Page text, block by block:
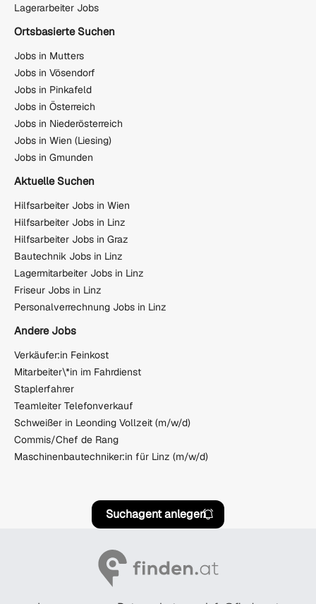
Lagerarbeiter Jobs
Ortsbasierte Suchen
Jobs in Mutters
Jobs in Vösendorf
Jobs in Pinkafeld
Jobs in Österreich
Jobs in Niederösterreich
Jobs in Wien (Liesing)
Jobs in Gmunden
Aktuelle Suchen
Hilfsarbeiter Jobs in Wien
Hilfsarbeiter Jobs in Linz
Hilfsarbeiter Jobs in Graz
Bautechnik Jobs in Linz
Lagermitarbeiter Jobs in Linz
Friseur Jobs in Linz
Personalverrechnung Jobs in Linz
Andere Jobs
Verkäufer:in Feinkost
Mitarbeiter\*in im Fahrdienst
Staplerfahrer
Teamleiter Telefonverkauf
Schweißer in Leonding Vollzeit (m/w/d)
Commis/Chef de Rang
Maschinenbautechniker:in für Linz (m/w/d)
Suchagent anlegen